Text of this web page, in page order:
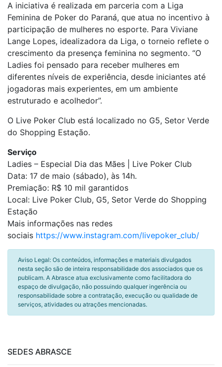
A iniciativa é realizada em parceria com a Liga
Feminina de Poker do Paraná, que atua no incentivo à
participação de mulheres no esporte. Para Viviane
Lange Lopes, idealizadora da Liga, o torneio reflete o
crescimento da presença feminina no segmento. “O
Ladies foi pensado para receber mulheres em
diferentes níveis de experiência, desde iniciantes até
jogadoras mais experientes, em um ambiente
estruturado e acolhedor”.
O Live Poker Club está localizado no G5, Setor Verde
do Shopping Estação.
Serviço
Ladies – Especial Dia das Mães | Live Poker Club
Data: 17 de maio (sábado), às 14h.
Premiação: R$ 10 mil garantidos
Local: Live Poker Club, G5, Setor Verde do Shopping
Estação
Mais informações nas redes
sociais https://www.instagram.com/livepoker_club/
Aviso Legal: Os conteúdos, informações e materiais divulgados
nesta seção são de inteira responsabilidade dos associados que os
publicam. A Abrasce atua exclusivamente como facilitadora do
espaço de divulgação, não possuindo qualquer ingerência ou
responsabilidade sobre a contratação, execução ou qualidade de
serviços, atividades ou atrações mencionadas.
SEDES ABRASCE